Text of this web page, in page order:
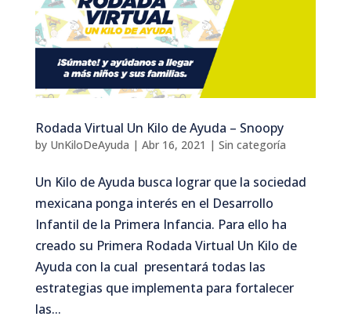
Rodada Virtual Un Kilo de Ayuda – Snoopy
by UnKiloDeAyuda | Abr 16, 2021 | Sin categoría
Un Kilo de Ayuda busca lograr que la sociedad
mexicana ponga interés en el Desarrollo
Infantil de la Primera Infancia. Para ello ha
creado su Primera Rodada Virtual Un Kilo de
Ayuda con la cual presentará todas las
estrategias que implementa para fortalecer
las...